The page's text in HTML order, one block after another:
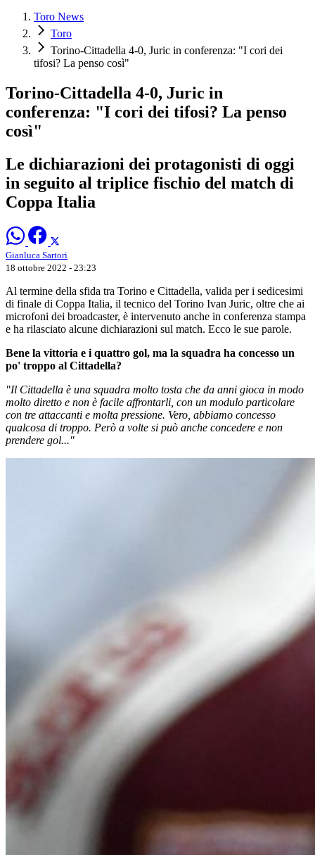
Toro News
Toro
Torino-Cittadella 4-0, Juric in conferenza: "I cori dei
tifosi? La penso così"
Torino-Cittadella 4-0, Juric in
conferenza: "I cori dei tifosi? La penso
così"
Le dichiarazioni dei protagonisti di oggi
in seguito al triplice fischio del match di
Coppa Italia
Gianluca Sartori
18 ottobre 2022 - 23:23
Al termine della sfida tra Torino e Cittadella, valida per i sedicesimi
di finale di Coppa Italia, il tecnico del Torino Ivan Juric, oltre che ai
microfoni dei broadcaster, è intervenuto anche in conferenza stampa
e ha rilasciato alcune dichiarazioni sul match. Ecco le sue parole.
Bene la vittoria e i quattro gol, ma la squadra ha concesso un
po' troppo al Cittadella?
"Il Cittadella è una squadra molto tosta che da anni gioca in modo
molto diretto e non è facile affrontarli, con un modulo particolare
con tre attaccanti e molta pressione. Vero, abbiamo concesso
qualcosa di troppo. Però a volte si può anche concedere e non
prendere gol..."